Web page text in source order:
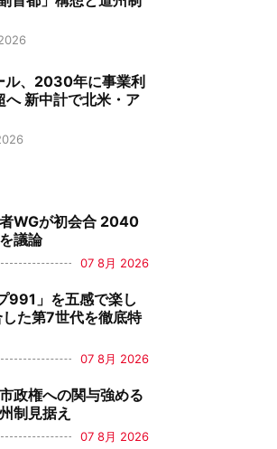
ル、2030年に事業利
新中計で北米・ア
WGが初会合 2040
議論
07 8月 2026
991」を五感で楽し
た第7世代を徹底特
07 8月 2026
政権への関与強める
制見据え
07 8月 2026